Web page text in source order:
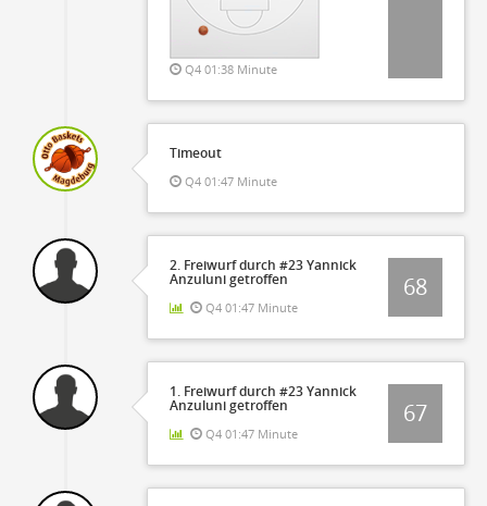
Q4 01:38 Minute
Timeout
Q4 01:47 Minute
2. Freiwurf durch #23 Yannick
Anzuluni getroffen
Q4 01:47 Minute
68
1. Freiwurf durch #23 Yannick
Anzuluni getroffen
Q4 01:47 Minute
67